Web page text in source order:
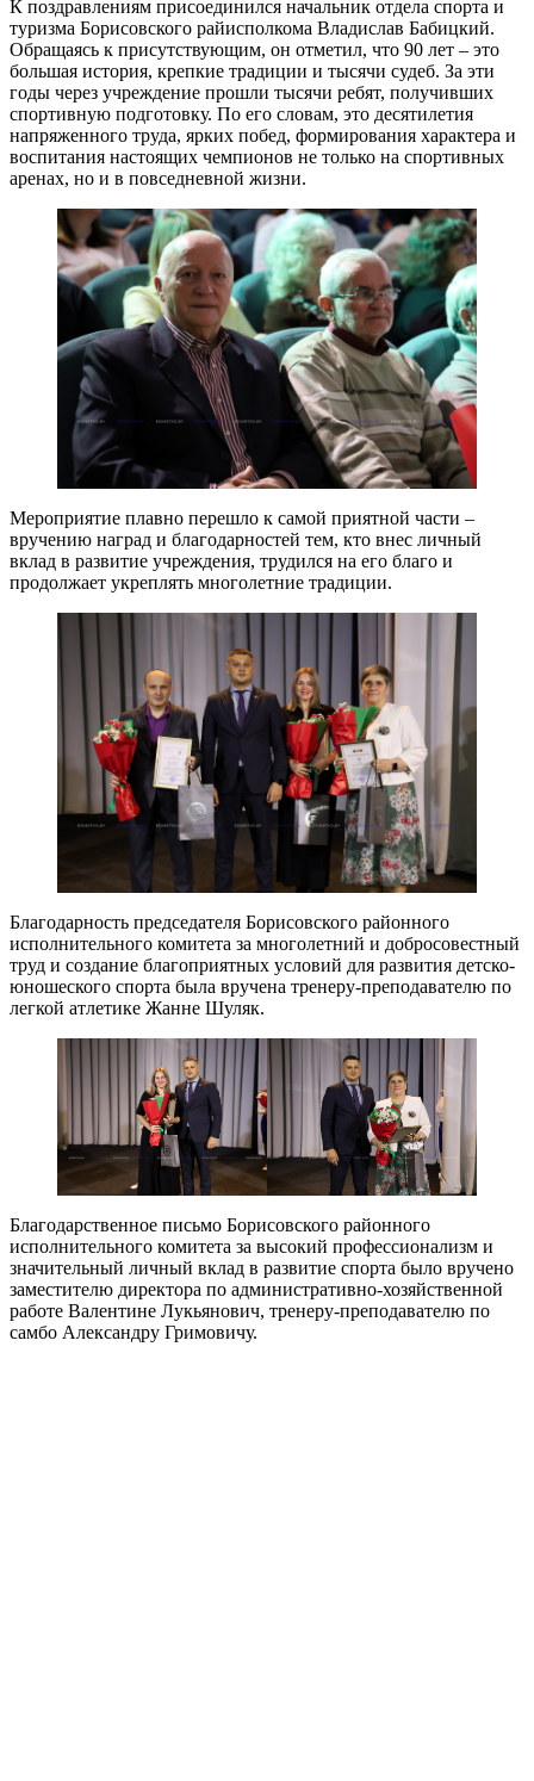
К поздравлениям присоединился начальник отдела спорта и
туризма Борисовского райисполкома Владислав Бабицкий.
Обращаясь к присутствующим, он отметил, что 90 лет – это
большая история, крепкие традиции и тысячи судеб. За эти
годы через учреждение прошли тысячи ребят, получивших
спортивную подготовку. По его словам, это десятилетия
напряженного труда, ярких побед, формирования характера и
воспитания настоящих чемпионов не только на спортивных
аренах, но и в повседневной жизни.
Мероприятие плавно перешло к самой приятной части –
вручению наград и благодарностей тем, кто внес личный
вклад в развитие учреждения, трудился на его благо и
продолжает укреплять многолетние традиции.
Благодарность председателя Борисовского районного
исполнительного комитета за многолетний и добросовестный
труд и создание благоприятных условий для развития детско-
юношеского спорта была вручена тренеру-преподавателю по
легкой атлетике Жанне Шуляк.
Благодарственное письмо Борисовского районного
исполнительного комитета за высокий профессионализм и
значительный личный вклад в развитие спорта было вручено
заместителю директора по административно-хозяйственной
работе Валентине Лукьянович, тренеру-преподавателю по
самбо Александру Гримовичу.